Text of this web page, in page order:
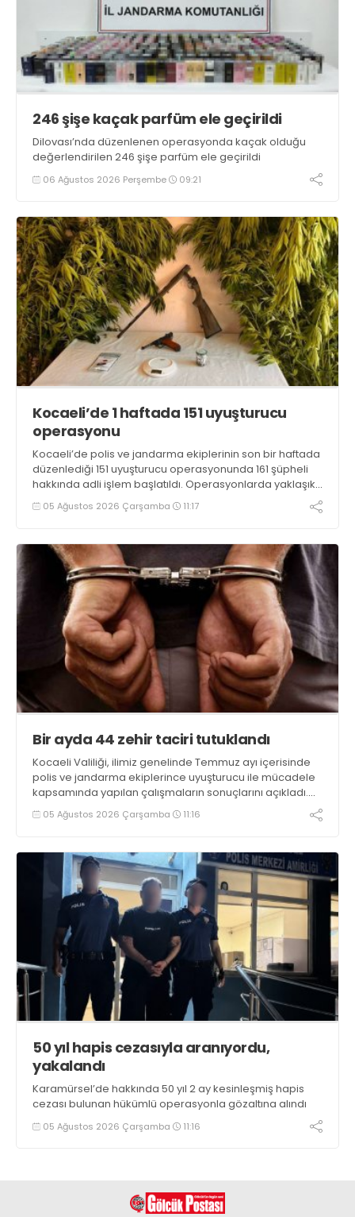
246 şişe kaçak parfüm ele geçirildi
Dilovası’nda düzenlenen operasyonda kaçak olduğu
değerlendirilen 246 şişe parfüm ele geçirildi
06 Ağustos 2026 Perşembe 09:21
Kocaeli’de 1 haftada 151 uyuşturucu
operasyonu
Kocaeli’de polis ve jandarma ekiplerinin son bir haftada
düzenlediği 151 uyuşturucu operasyonunda 161 şüpheli
hakkında adli işlem başlatıldı. Operasyonlarda yaklaşık
2 kilogram uyuşturucu madde ile 121 kök kenevir bitkisi
ele geçirilirken, 9 şüpheli tutuklandı
05 Ağustos 2026 Çarşamba 11:17
Bir ayda 44 zehir taciri tutuklandı
Kocaeli Valiliği, ilimiz genelinde Temmuz ayı içerisinde
polis ve jandarma ekiplerince uyuşturucu ile mücadele
kapsamında yapılan çalışmaların sonuçlarını açıkladı.
Çalışmalar sonucunda uyuşturucu ve uyarıcı madde
kullanan, ticaretini ve sevkiyatını yapan 44 şahıs
05 Ağustos 2026 Çarşamba 11:16
50 yıl hapis cezasıyla aranıyordu,
yakalandı
Karamürsel’de hakkında 50 yıl 2 ay kesinleşmiş hapis
cezası bulunan hükümlü operasyonla gözaltına alındı
05 Ağustos 2026 Çarşamba 11:16